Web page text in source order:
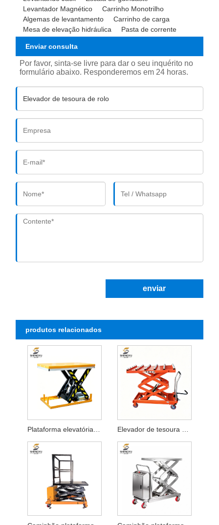
Levantador Magnético
Carrinho Monotrilho
Algemas de levantamento
Carrinho de carga
Mesa de elevação hidráulica
Pasta de corrente
Enviar consulta
Por favor, sinta-se livre para dar o seu inquérito no
formulário abaixo. Responderemos em 24 horas.
enviar
produtos relacionados